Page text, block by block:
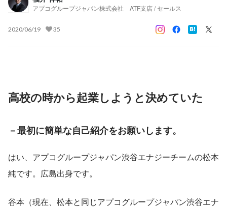
アプコグループジャパン株式会社 ATF支店 / セールス
2020/06/19 35
高校の時から起業しようと決めていた
－最初に簡単な自己紹介をお願いします。
はい、アプコグループジャパン渋谷エナジーチームの松本
純です。広島出身です。
谷本（現在、松本と同じアプコグループジャパン渋谷エナ